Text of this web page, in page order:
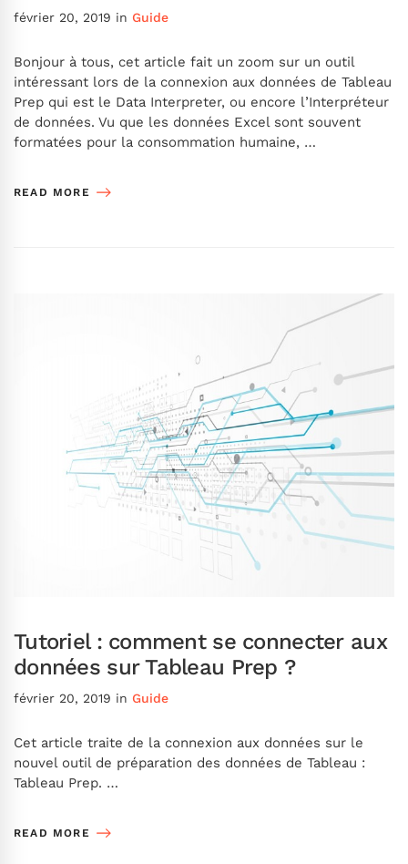
février 20, 2019 in Guide
Bonjour à tous, cet article fait un zoom sur un outil
intéressant lors de la connexion aux données de Tableau
Prep qui est le Data Interpreter, ou encore l’Interpréteur
de données. Vu que les données Excel sont souvent
formatées pour la consommation humaine, …
READ MORE
Tutoriel : comment se connecter aux
données sur Tableau Prep ?
février 20, 2019 in Guide
Cet article traite de la connexion aux données sur le
nouvel outil de préparation des données de Tableau :
Tableau Prep. …
READ MORE